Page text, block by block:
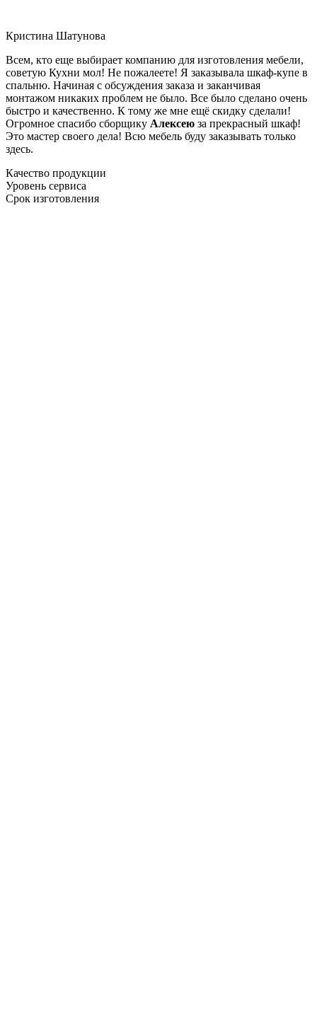
Кристина Шатунова
Всем, кто еще выбирает компанию для изготовления мебели,
советую Кухни мол! Не пожалеете! Я заказывала шкаф-купе в
спальню. Начиная с обсуждения заказа и заканчивая
монтажом никаких проблем не было. Все было сделано очень
быстро и качественно. К тому же мне ещё скидку сделали!
Огромное спасибо сборщику Алексею за прекрасный шкаф!
Это мастер своего дела! Всю мебель буду заказывать только
здесь.
Качество продукции
Уровень сервиса
Срок изготовления